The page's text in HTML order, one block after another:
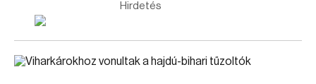
Hirdetés